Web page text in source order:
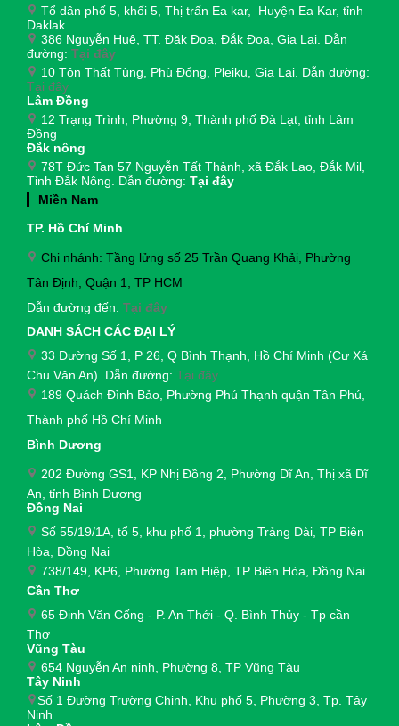
Tổ dân phố 5, khối 5, Thị trấn Ea kar, Huyện Ea Kar, tỉnh
Daklak
386 Nguyễn Huệ, TT. Đăk Đoa, Đắk Đoa, Gia Lai. Dẫn
đường: Tại đây
10 Tôn Thất Tùng, Phù Đổng, Pleiku, Gia Lai. Dẫn đường:
Tại đây
Lâm Đồng
12 Trạng Trình, Phường 9, Thành phố Đà Lạt, tỉnh Lâm
Đồng
Đắk nông
78T Đức Tan 57 Nguyễn Tất Thành, xã Đắk Lao, Đắk Mil,
Tỉnh Đắk Nông. Dẫn đường: Tại đây
Miền Nam
TP. Hồ Chí Minh
Chi nhánh: Tầng lửng số 25 Trần Quang Khải, Phường
Tân Định, Quận 1, TP HCM
Dẫn đường đến: Tại đây
DANH SÁCH CÁC ĐẠI LÝ
33 Đường Số 1, P 26, Q Bình Thạnh, Hồ Chí Minh (Cư Xá
Chu Văn An). Dẫn đường: Tại đây
189 Quách Đình Bảo, Phường Phú Thạnh quận Tân Phú,
Thành phố Hồ Chí Minh
Bình Dương
202 Đường GS1, KP Nhị Đồng 2, Phường Dĩ An, Thị xã Dĩ
An, tỉnh Bình Dương
Đồng Nai
Số 55/19/1A, tổ 5, khu phố 1, phường Trảng Dài, TP Biên
Hòa, Đồng Nai
738/149, KP6, Phường Tam Hiệp, TP Biên Hòa, Đồng Nai
Cần Thơ
65 Đinh Văn Cống - P. An Thới - Q. Bình Thủy - Tp cần
Thơ
Vũng Tàu
654 Nguyễn An ninh, Phường 8, TP Vũng Tàu
Tây Ninh
Số 1 Đường Trường Chinh, Khu phố 5, Phường 3, Tp. Tây
Ninh